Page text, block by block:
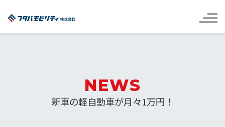
NEWS
新車の軽自動車が月々1万円！